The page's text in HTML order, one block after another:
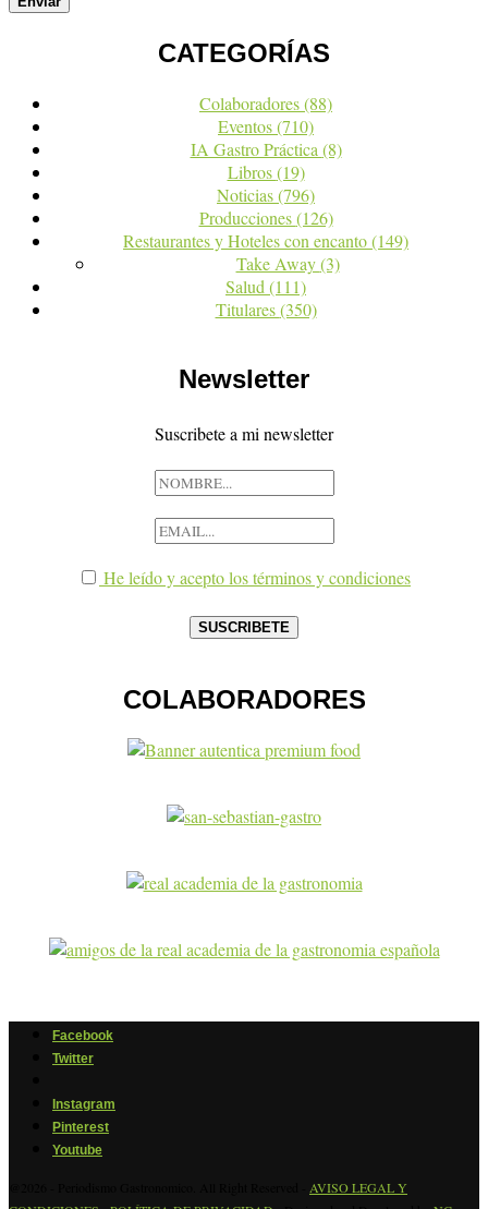
CATEGORÍAS
Colaboradores(88)
Eventos(710)
IA Gastro Práctica(8)
Libros(19)
Noticias(796)
Producciones(126)
Restaurantes y Hoteles con encanto(149)
Take Away(3)
Salud(111)
Titulares(350)
Newsletter
Suscribete a mi newsletter
He leído y acepto los términos y condiciones
COLABORADORES
Facebook
Twitter
Instagram
Pinterest
Youtube
AVISO LEGAL Y